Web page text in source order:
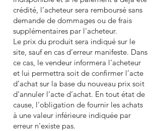
crédité, l’acheteur sera remboursé sans
demande de dommages ou de frais
supplémentaires par l'acheteur.
Le prix du produit sera indiqué sur le
site, sauf en cas d’erreur manifeste. Dans
ce cas, le vendeur informera l'acheteur
et lui permettra soit de confirmer l’acte
d’achat sur la base du nouveau prix soit
d’annuler l’acte d’achat. En tout état de
cause, l'obligation de fournir les achats
à une valeur inférieure indiquée par
erreur n'existe pas.